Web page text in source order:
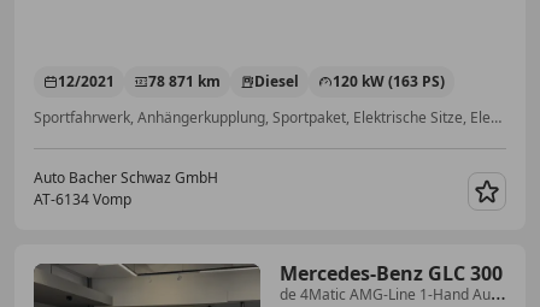
12/2021 78 871 km Diesel
120 kW (163 PS)
Sportfahrwerk, Anhängerkupplung, Sportpaket, Elektrische Sitze, Elektrische Heckklappe, Abstandstempomat, Isofix, Totwinkel-Assistent
Auto Bacher Schwaz GmbH
AT-6134 Vomp
Mercedes-Benz GLC 300
de 4Matic AMG-Line 1-Hand Aut.